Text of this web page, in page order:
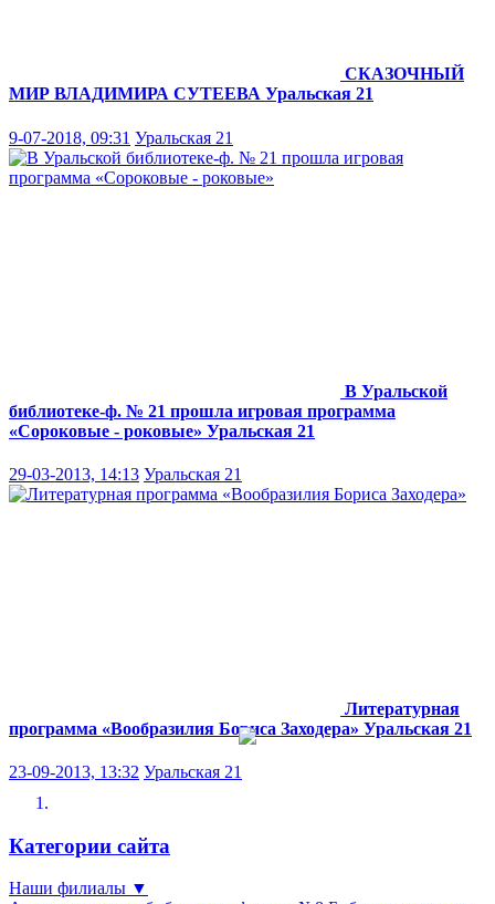
СКАЗОЧНЫЙ
МИР ВЛАДИМИРА СУТЕЕВА Уральская 21
9-07-2018, 09:31 Уральская 21
В Уральской
библиотеке-ф. № 21 прошла игровая программа
«Сороковые - роковые» Уральская 21
29-03-2013, 14:13 Уральская 21
Литературная
программа «Вообразилия Бориса Заходера» Уральская 21
23-09-2013, 13:32 Уральская 21
Категории сайта
Наши филиалы ▼